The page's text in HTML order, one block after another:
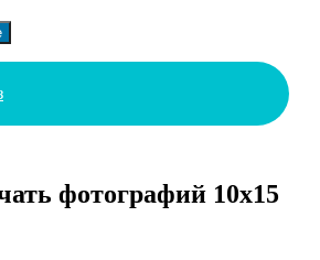
фотографий 10х15